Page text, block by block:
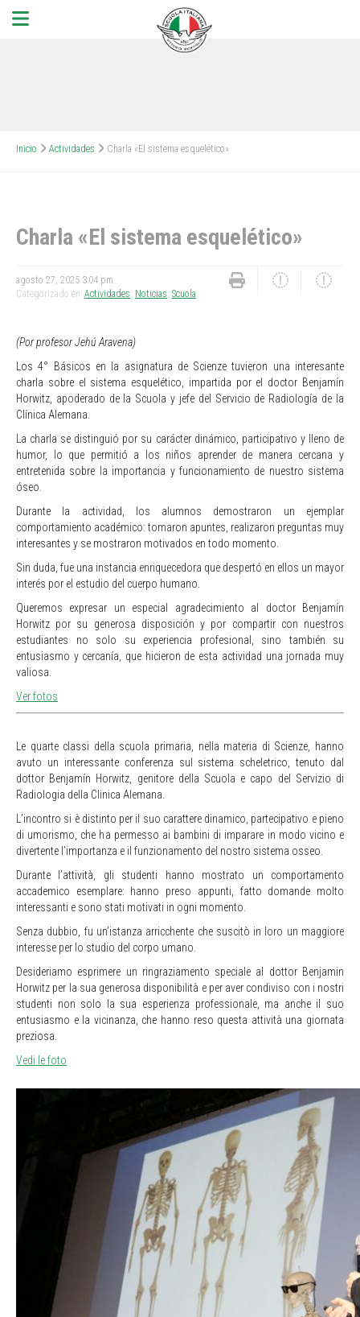
Inicio Actividades Charla «El sistema esquelético»
Charla «El sistema esquelético»
agosto 27, 2025 3:04 pm
Categorizado en: Actividades Noticias Scuola
(Por profesor Jehú Aravena)
Los 4° Básicos en la asignatura de Scienze tuvieron una interesante
charla sobre el sistema esquelético, impartida por el doctor Benjamín
Horwitz, apoderado de la Scuola y jefe del Servicio de Radiología de la
Clínica Alemana.
La charla se distinguió por su carácter dinámico, participativo y lleno de
humor, lo que permitió a los niños aprender de manera cercana y
entretenida sobre la importancia y funcionamiento de nuestro sistema
óseo.
Durante la actividad, los alumnos demostraron un ejemplar
comportamiento académico: tomaron apuntes, realizaron preguntas muy
interesantes y se mostraron motivados en todo momento.
Sin duda, fue una instancia enriquecedora que despertó en ellos un mayor
interés por el estudio del cuerpo humano.
Queremos expresar un especial agradecimiento al doctor Benjamín
Horwitz por su generosa disposición y por compartir con nuestros
estudiantes no solo su experiencia profesional, sino también su
entusiasmo y cercanía, que hicieron de esta actividad una jornada muy
valiosa.
Ver fotos
Le quarte classi della scuola primaria, nella materia di Scienze, hanno
avuto un interessante conferenza sul sistema scheletrico, tenuto dal
dottor Benjamín Horwitz, genitore della Scuola e capo del Servizio di
Radiologia della Clinica Alemana.
L’incontro si è distinto per il suo carattere dinamico, partecipativo e pieno
di umorismo, che ha permesso ai bambini di imparare in modo vicino e
divertente l’importanza e il funzionamento del nostro sistema osseo.
Durante l’attività, gli studenti hanno mostrato un comportamento
accademico esemplare: hanno preso appunti, fatto domande molto
interessanti e sono stati motivati in ogni momento.
Senza dubbio, fu un’istanza arricchente che suscitò in loro un maggiore
interesse per lo studio del corpo umano.
Desideriamo esprimere un ringraziamento speciale al dottor Benjamin
Horwitz per la sua generosa disponibilità e per aver condiviso con i nostri
studenti non solo la sua esperienza professionale, ma anche il suo
entusiasmo e la vicinanza, che hanno reso questa attività una giornata
preziosa.
Vedi le foto